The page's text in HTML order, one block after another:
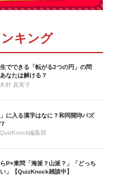
キング
でできる「転がる2つの円」の問
なたは解ける？
木村 真実子
」に入る漢字はなに？和同開珎パズ
QuizKnock編集部
P×東問「海派？山派？」「どっち
」【QuizKnock雑談中】